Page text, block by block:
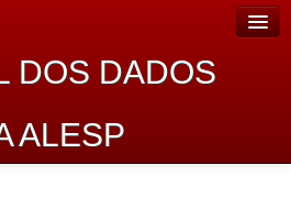
DOS DADOS
ALESP